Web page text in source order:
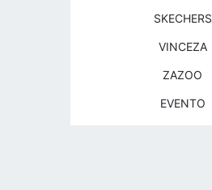
SKECHERS
VINCEZA
ZAZOO
EVENTO